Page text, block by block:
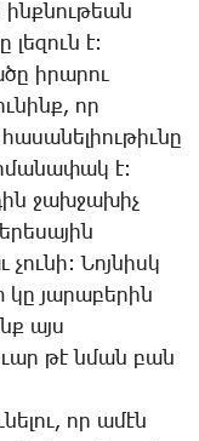
է:
ի­րա­րու
որ
է:
ջախ­ջա­խիչ
­Նոյ­նիսկ
կը յա­րա­բե­րին
այս
թէ նման բան
որ ա­մէն